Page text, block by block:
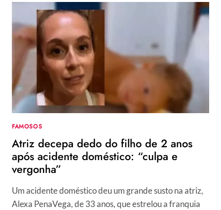
VEJA
NOSSAS
PRODUÇÕES
FAVORITAS
DA
SÉRIE
DA
HBO
FAMOSOS
Atriz decepa dedo do filho de 2 anos
após acidente doméstico: “culpa e
vergonha”
Um acidente doméstico deu um grande susto na atriz,
Alexa PenaVega, de 33 anos, que estrelou a franquia